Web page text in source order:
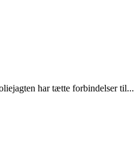
har tætte forbindelser til...